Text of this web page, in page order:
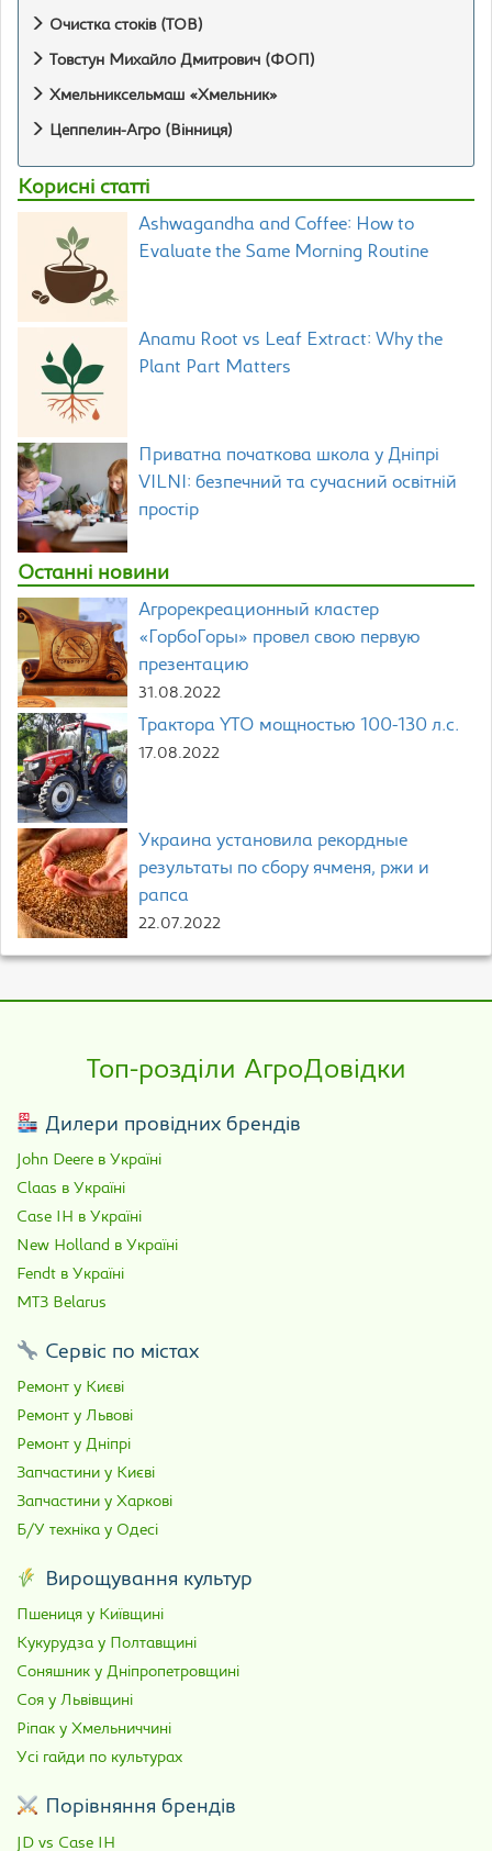
Очистка стоків (ТОВ)
Товстун Михайло Дмитрович (ФОП)
Хмельниксельмаш «Хмельник»
Цеппелин-Агро (Вінниця)
Корисні статті
Ashwagandha and Coffee: How to
Evaluate the Same Morning Routine
Anamu Root vs Leaf Extract: Why the
Plant Part Matters
Приватна початкова школа у Дніпрі
VILNI: безпечний та сучасний освітній
простір
Останні новини
Агрорекреационный кластер
«ГорбоГоры» провел свою первую
презентацию
31.08.2022
Трактора YTO мощностью 100-130 л.с.
17.08.2022
Украина установила рекордные
результаты по сбору ячменя, ржи и
рапса
22.07.2022
Топ-розділи АгроДовідки
Дилери провідних брендів
John Deere в Україні
Claas в Україні
Case IH в Україні
New Holland в Україні
Fendt в Україні
МТЗ Belarus
Сервіс по містах
Ремонт у Києві
Ремонт у Львові
Ремонт у Дніпрі
Запчастини у Києві
Запчастини у Харкові
Б/У техніка у Одесі
Вирощування культур
Пшениця у Київщині
Кукурудза у Полтавщині
Соняшник у Дніпропетровщині
Соя у Львівщині
Ріпак у Хмельниччині
Усі гайди по культурах
Порівняння брендів
JD vs Case IH